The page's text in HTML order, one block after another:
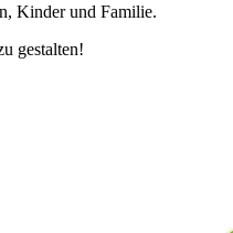
Kinder und Familie.
gestalten!